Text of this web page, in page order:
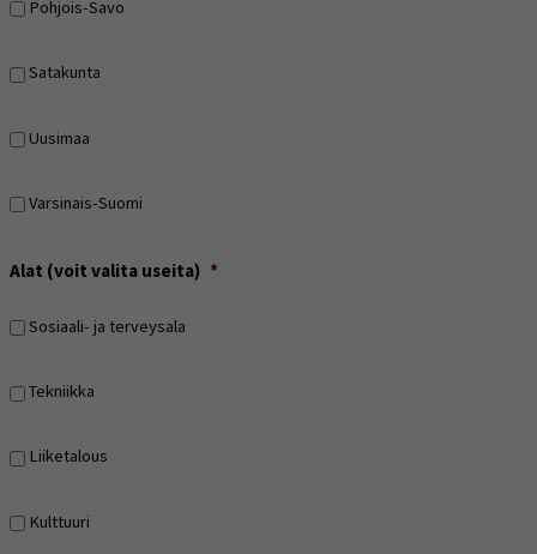
Pohjois-Savo
Satakunta
Uusimaa
Varsinais-Suomi
Alat (voit valita useita) *
Sosiaali- ja terveysala
Tekniikka
Liiketalous
Kulttuuri